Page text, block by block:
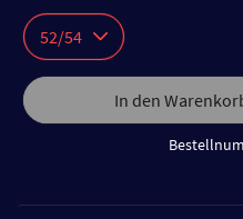
52/54
In den